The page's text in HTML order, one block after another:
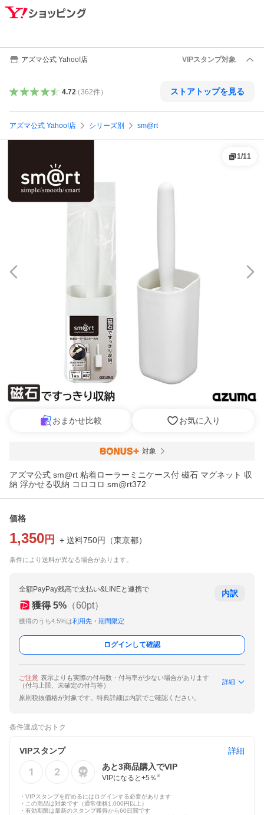
アズマ公式 Yahoo!店 VIPスタンプ対象
4.72（362件） ストアトップを見る
アズマ公式 Yahoo!店 シリーズ別 sm@rt
1/11
おまかせ比較 お気に入り
対象
アズマ公式 sm@rt 粘着ローラーミニケース付 磁石 マグネット 収
納 浮かせる収納 コロコロ sm@rt372
価格
1,350 円 + 送料750円 （東京都）
条件により送料が異なる場合があります。
全額PayPay残高で支払い&LINEと連携で
獲得 5% （60pt）
獲得のうち4.5%は利用先・期間限定
内訳
ログインして確認
ご注意 表示よりも実際の付与数・付与率が少ない場合があります
（付与上限、未確定の付与等）
詳細
原則税抜価格が対象です。特典詳細は内訳でご確認ください。
条件達成でおトク
VIPスタンプ
詳細
あと3商品購入でVIP
VIPになると+5 ％ ※
・VIPスタンプを貯めるにはログインする必要があります
・この商品は対象です（通常価格1,000円以上）
・有効期限は最新のスタンプ獲得から60日間です